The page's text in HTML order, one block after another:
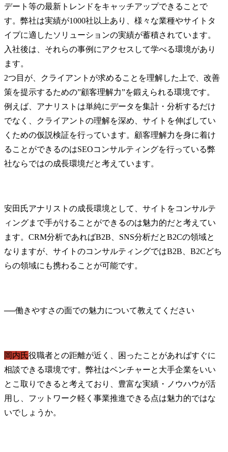
デート等の最新トレンドをキャッチアップできることで
す。弊社は実績が1000社以上あり、様々な業種やサイトタ
イプに適したソリューションの実績が蓄積されています。
入社後は、それらの事例にアクセスして学べる環境があり
ます。
2つ目が、クライアントが求めることを理解した上で、改善
策を提示するための”顧客理解力”を鍛えられる環境です。
例えば、アナリストは単純にデータを集計・分析するだけ
でなく、クライアントの理解を深め、サイトを伸ばしてい
くための仮説検証を行っています。顧客理解力を身に着け
ることができるのはSEOコンサルティングを行っている弊
社ならではの成長環境だと考えています。
安田氏アナリストの成長環境として、サイトをコンサルテ
ィングまで手がけることができるのは魅力的だと考えてい
ます。CRM分析であればB2B、SNS分析だとB2Cの領域と
なりますが、サイトのコンサルティングではB2B、B2Cどち
らの領域にも携わることが可能です。
──
岡内氏役職者との距離が近く、困ったことがあればすぐに
相談できる環境です。弊社はベンチャーと大手企業をいい
とこ取りできると考えており、豊富な実績・ノウハウが活
用し、フットワーク軽く事業推進できる点は魅力的ではな
いでしょうか。